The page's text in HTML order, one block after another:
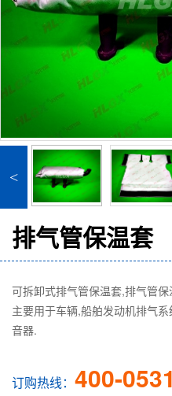
<
排气管保温套
可拆卸式排气管保温套,排气管
主要用于车辆,船舶发动机排气
音器.
订购热线： 400-